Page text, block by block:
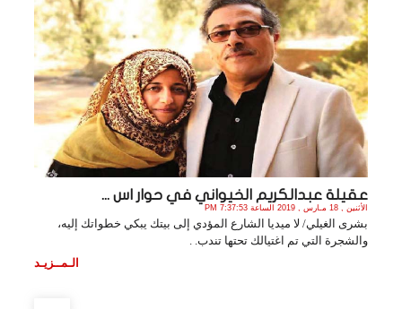
عقيلة عبدالكريم الخيواني في حوار اس ...
الأثنين , 18 مـارس , 2019 الساعة 7:37:53 PM
بشرى الغيلي/ لا ميديا الشارع المؤدي إلى بيتك يبكي خطواتك إليه،
والشجرة التي تم اغتيالك تحتها تندب. .
الـمــزيـد